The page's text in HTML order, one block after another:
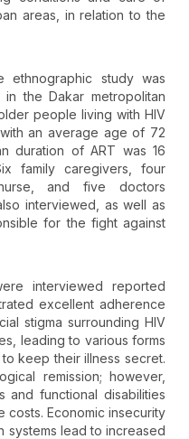
areas, in relation to the
ethnographic study was
the Dakar metropolitan
people living with HIV
an average age of 72
duration of ART was 16
family caregivers, four
and five doctors
interviewed, as well as
for the fight against
interviewed reported
excellent adherence
stigma surrounding HIV
leading to various forms
keep their illness secret.
remission; however,
and functional disabilities
costs. Economic insecurity
systems lead to increased